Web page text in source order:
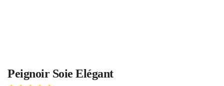
Peignoir Soie Elégant